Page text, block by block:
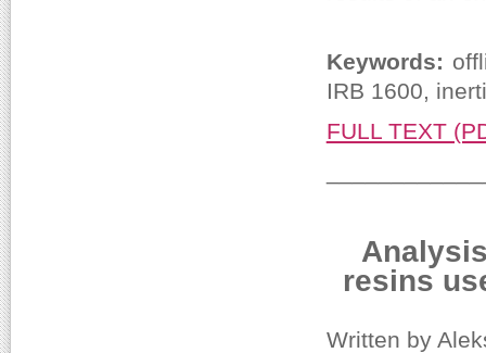
Keywords:
IRB 1600,
FULL TEXT
resins
Written by